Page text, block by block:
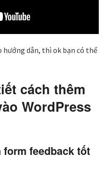
hướng dẫn, thì ok bạn có thể
cách thêm
WordPress
feedback tốt